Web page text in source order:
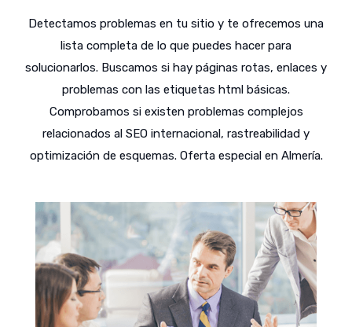
Detectamos problemas en tu sitio y te ofrecemos una
lista completa de lo que puedes hacer para
solucionarlos. Buscamos si hay páginas rotas, enlaces y
problemas con las etiquetas html básicas.
Comprobamos si existen problemas complejos
relacionados al SEO internacional, rastreabilidad y
optimización de esquemas. Oferta especial en Almería.